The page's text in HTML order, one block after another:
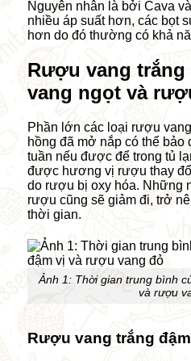
Nguyên nhân là bởi Cava
nhiều áp suất hơn, các bọt
hơn do đó thường có khả
Rượu vang
vang ngọt và
Phần lớn các loại rượu
hồng đã mở nắp có thể
tuần nếu được để trong tủ
được hương vị rượu thay
do rượu bị oxy hóa. Những
rượu cũng sẽ giảm đi, trở
thời gian.
Ảnh 1: Thời gian trung bình
và rượu
Rượu vang trắng